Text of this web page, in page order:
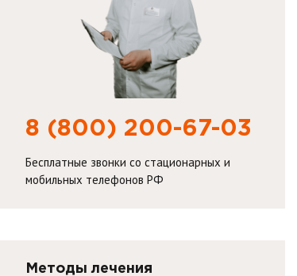
8 (800) 200-67-03
Бесплатные звонки со стационарных и
мобильных телефонов РФ
Методы лечения